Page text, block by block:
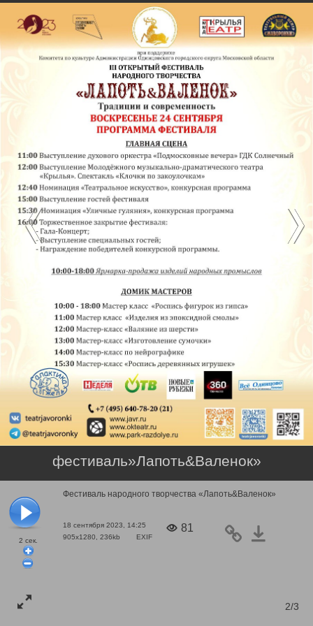
2 сек.
Фестиваль народного творчества «Лапоть&Валенок»
18 сентября 2023, 14:25
905x1280, 236kb
EXIF
81
2/3
фестиваль»Лапоть&Валенок»